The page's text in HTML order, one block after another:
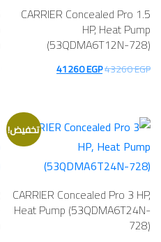
CARRIER Concealed Pro 1.5
HP, Heat Pump
(53QDMA6T12N-728)
43260EGP
السعر
43260 EGP.
41260EGP
السعر
41260 EGP.تخفيض!
CARRIER Concealed Pro 3 HP,
Heat Pump (53QDMA6T24N-
728)